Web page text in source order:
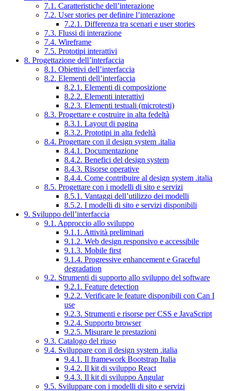
7.1. Caratteristiche dell’interazione
7.2. User stories per definire l’interazione
7.2.1. Differenza tra scenari e user stories
7.3. Flussi di interazione
7.4. Wireframe
7.5. Prototipi interattivi
8. Progettazione dell’interfaccia
8.1. Obiettivi dell’interfaccia
8.2. Elementi dell’interfaccia
8.2.1. Elementi di composizione
8.2.2. Elementi interattivi
8.2.3. Elementi testuali (microtesti)
8.3. Progettare e costruire in alta fedeltà
8.3.1. Layout di pagina
8.3.2. Prototipi in alta fedeltà
8.4. Progettare con il design system .italia
8.4.1. Documentazione
8.4.2. Benefici del design system
8.4.3. Risorse operative
8.4.4. Come contribuire al design system .italia
8.5. Progettare con i modelli di sito e servizi
8.5.1. Vantaggi dell’utilizzo dei modelli
8.5.2. I modelli di sito e servizi disponibili
9. Sviluppo dell’interfaccia
9.1. Approccio allo sviluppo
9.1.1. Attività preliminari
9.1.2. Web design responsivo e accessibile
9.1.3. Mobile first
9.1.4. Progressive enhancement e Graceful
degradation
9.2. Strumenti di supporto allo sviluppo del software
9.2.1. Feature detection
9.2.2. Verificare le feature disponibili con Can I
use
9.2.3. Strumenti e risorse per CSS e JavaScript
9.2.4. Supporto browser
9.2.5. Misurare le prestazioni
9.3. Catalogo del riuso
9.4. Sviluppare con il design system .italia
9.4.1. Il framework Bootstrap Italia
9.4.2. Il kit di sviluppo React
9.4.3. Il kit di sviluppo Angular
9.5. Sviluppare con i modelli di sito e servizi